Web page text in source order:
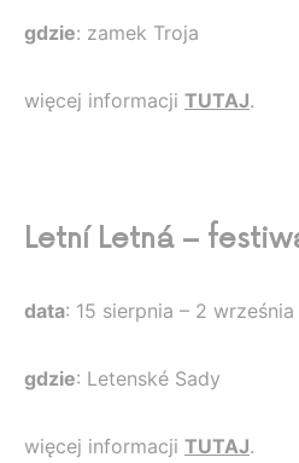
gdzie: zamek Troja
więcej informacji TUTAJ.
Letní Letná –
data: 15 sierpnia – 2 września
gdzie: Letenské Sady
więcej informacji TUTAJ.